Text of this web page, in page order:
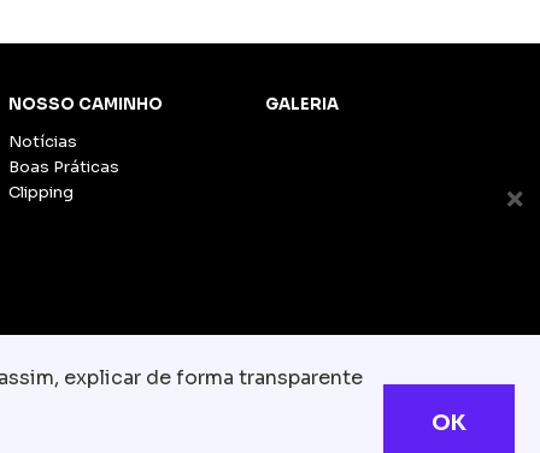
NOSSO CAMINHO
Notícias
Boas Práticas
Clipping
GALERIA
explicar de forma transparente
OK